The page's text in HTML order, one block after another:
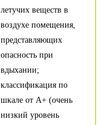
летучих веществ в
воздухе помещения,
представляющих
опасность при
вдыхании;
классификация по
шкале от А+ (очень
низкий уровень